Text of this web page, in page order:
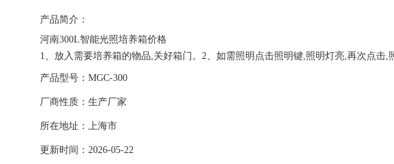
产品简介：
河南300L智能光照培养箱价格
1、放入需要培养箱的物品,关好箱门。2、如需照明点击照明键,照明灯亮,再次点击
说明书。4、接通电源,合上电源开关,整机通电,点击面板上的电源键,所有显示屏亮,
产品型号：MGC-300
厂商性质：生产厂家
所在地址：上海市
更新时间：2026-05-22